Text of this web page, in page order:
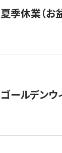
夏季休業（お
ゴールデン